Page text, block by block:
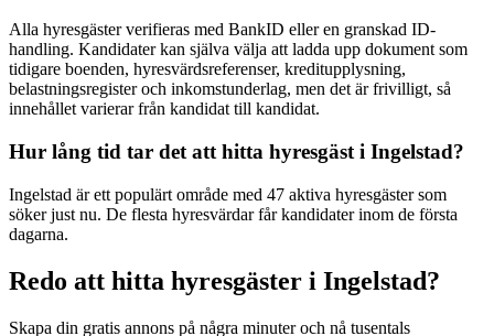
Alla hyresgäster verifieras med BankID eller en granskad ID-
handling. Kandidater kan själva välja att ladda upp dokument som
tidigare boenden, hyresvärdsreferenser, kreditupplysning,
belastningsregister och inkomstunderlag, men det är frivilligt, så
innehållet varierar från kandidat till kandidat.
Hur lång tid tar det att hitta hyresgäst i Ingelstad?
Ingelstad är ett populärt område med 47 aktiva hyresgäster som
söker just nu. De flesta hyresvärdar får kandidater inom de första
dagarna.
Redo att hitta hyresgäster i Ingelstad?
Skapa din gratis annons på några minuter och nå tusentals